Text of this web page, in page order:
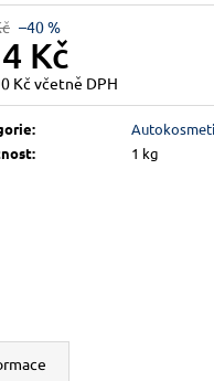
–40 %
Kč
Kč včetně DPH
:
: 1 kg